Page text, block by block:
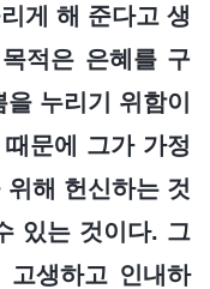
게 해 준다고 생
적은 은혜를 구
누리기 위함이
문에 그가 가정
해 헌신하는 것
있는 것이다. 그
고생하고 인내하